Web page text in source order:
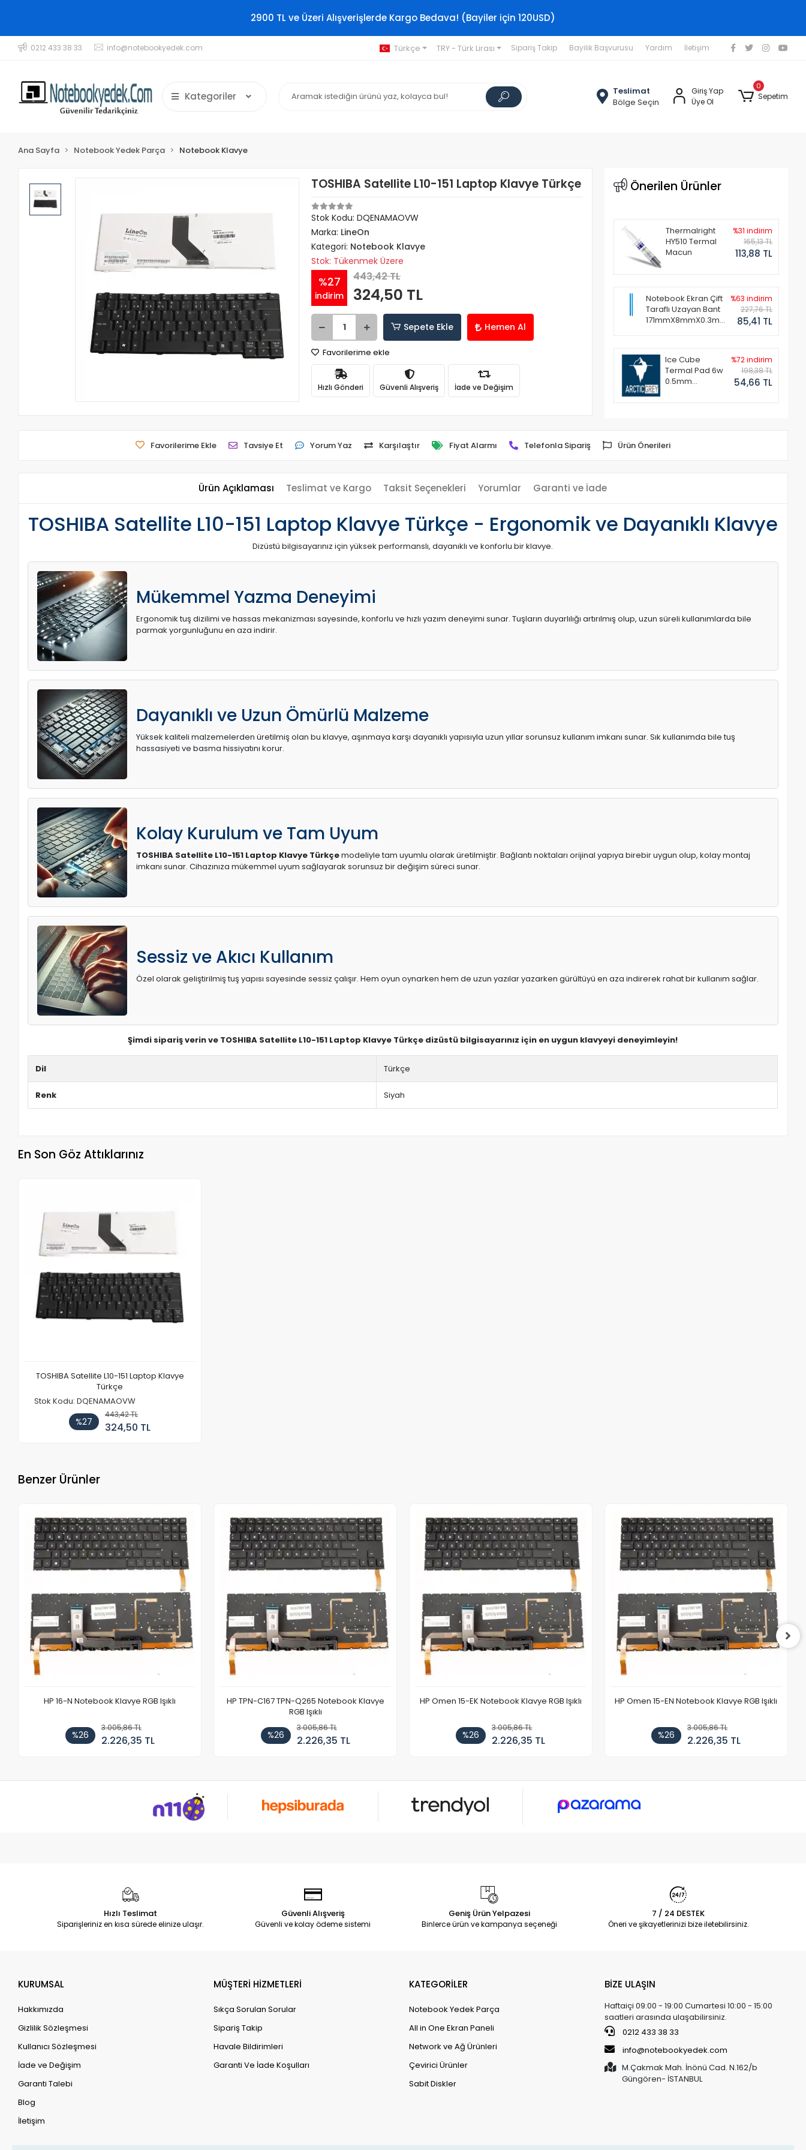
2900 TL ve Üzeri Alışverişlerde Kargo Bedava! (Bayiler için 120USD)
0212 433 38 33 info@notebookyedek.com Türkçe TRY - Türk Lirası Sipariş Takip Bayilik Başvurusu Yardım İletişim
Kategoriler
Teslimat
Bölge Seçin
Giriş Yap
Üye Ol
0
Sepetim
Ana Sayfa Notebook Yedek Parça Notebook Klavye
TOSHIBA Satellite L10-151 Laptop Klavye Türkçe
Stok Kodu: DQENAMAOVW
Marka: LineOn
Kategori: Notebook Klavye
Stok: Tükenmek Üzere
%27
indirim
443,42 TL
324,50 TL
Sepete Ekle Hemen Al
Favorilerime ekle
Hızlı Gönderi Güvenli Alışveriş İade ve Değişim
Önerilen Ürünler
Thermalright
HY510 Termal
Macun
%31 indirim
165,13 TL
113,88 TL
Notebook Ekran Çift
Taraflı Uzayan Bant
171mmX8mmX0.3mm
%63 indirim
227,76 TL
85,41 TL
Ice Cube
Termal Pad 6w
0.5mm
%72 indirim
198,38 TL
54,66 TL
Favorilerime Ekle Tavsiye Et Yorum Yaz Karşılaştır Fiyat Alarmı Telefonla Sipariş Ürün Önerileri
Ürün Açıklaması Teslimat ve Kargo Taksit Seçenekleri Yorumlar Garanti ve İade
TOSHIBA Satellite L10-151 Laptop Klavye Türkçe - Ergonomik ve Dayanıklı Klavye
Dizüstü bilgisayarınız için yüksek performanslı, dayanıklı ve konforlu bir klavye.
Mükemmel Yazma Deneyimi
Ergonomik tuş dizilimi ve hassas mekanizması sayesinde, konforlu ve hızlı yazım deneyimi sunar. Tuşların duyarlılığı artırılmış olup, uzun süreli kullanımlarda bile
parmak yorgunluğunu en aza indirir.
Dayanıklı ve Uzun Ömürlü Malzeme
Yüksek kaliteli malzemelerden üretilmiş olan bu klavye, aşınmaya karşı dayanıklı yapısıyla uzun yıllar sorunsuz kullanım imkanı sunar. Sık kullanımda bile tuş
hassasiyeti ve basma hissiyatını korur.
Kolay Kurulum ve Tam Uyum
TOSHIBA Satellite L10-151 Laptop Klavye Türkçemodeliyle tam uyumlu olarak üretilmiştir. Bağlantı noktaları orijinal yapıya birebir uygun olup, kolay montaj
imkanı sunar. Cihazınıza mükemmel uyum sağlayarak sorunsuz bir değişim süreci sunar.
Sessiz ve Akıcı Kullanım
Özel olarak geliştirilmiş tuş yapısı sayesinde sessiz çalışır. Hem oyun oynarken hem de uzun yazılar yazarken gürültüyü en aza indirerek rahat bir kullanım sağlar.
Şimdi sipariş verin ve TOSHIBA Satellite L10-151 Laptop Klavye Türkçe dizüstü bilgisayarınız için en uygun klavyeyi deneyimleyin!
Dil Türkçe
Renk Siyah
En Son Göz Attıklarınız
TOSHIBA Satellite L10-151 Laptop Klavye
Türkçe
Stok Kodu: DQENAMAOVW
%27
443,42 TL
324,50 TL
Benzer Ürünler
HP 16-N Notebook Klavye RGB Işıklı
%26
3.005,86 TL
2.226,35 TL
HP TPN-C167 TPN-Q265 Notebook Klavye
RGB Işıklı
%26
3.005,86 TL
2.226,35 TL
HP Omen 15-EK Notebook Klavye RGB Işıklı
%26
3.005,86 TL
2.226,35 TL
HP Omen 15-EN Notebook Klavye RGB Işıklı
%26
3.005,86 TL
2.226,35 TL
Hızlı Teslimat
Siparişleriniz en kısa sürede elinize ulaşır.
Güvenli Alışveriş
Güvenli ve kolay ödeme sistemi
Geniş Ürün Yelpazesi
Binlerce ürün ve kampanya seçeneği
7 / 24 DESTEK
Öneri ve şikayetlerinizi bize iletebilirsiniz.
KURUMSAL
Hakkımızda
Gizlilik Sözleşmesi
Kullanıcı Sözleşmesi
İade ve Değişim
Garanti Talebi
Blog
İletişim
MÜŞTERİ HİZMETLERİ
Sıkça Sorulan Sorular
Sipariş Takip
Havale Bildirimleri
Garanti Ve İade Koşulları
KATEGORİLER
Notebook Yedek Parça
All in One Ekran Paneli
Network ve Ağ Ürünleri
Çevirici Ürünler
Sabit Diskler
BİZE ULAŞIN
Haftaiçi 09:00 - 19:00 Cumartesi 10:00 - 15:00
saatleri arasında ulaşabilirsiniz.
0212 433 38 33
info@notebookyedek.com
M.Çakmak Mah. İnönü Cad. N.162/b
Güngören- İSTANBUL